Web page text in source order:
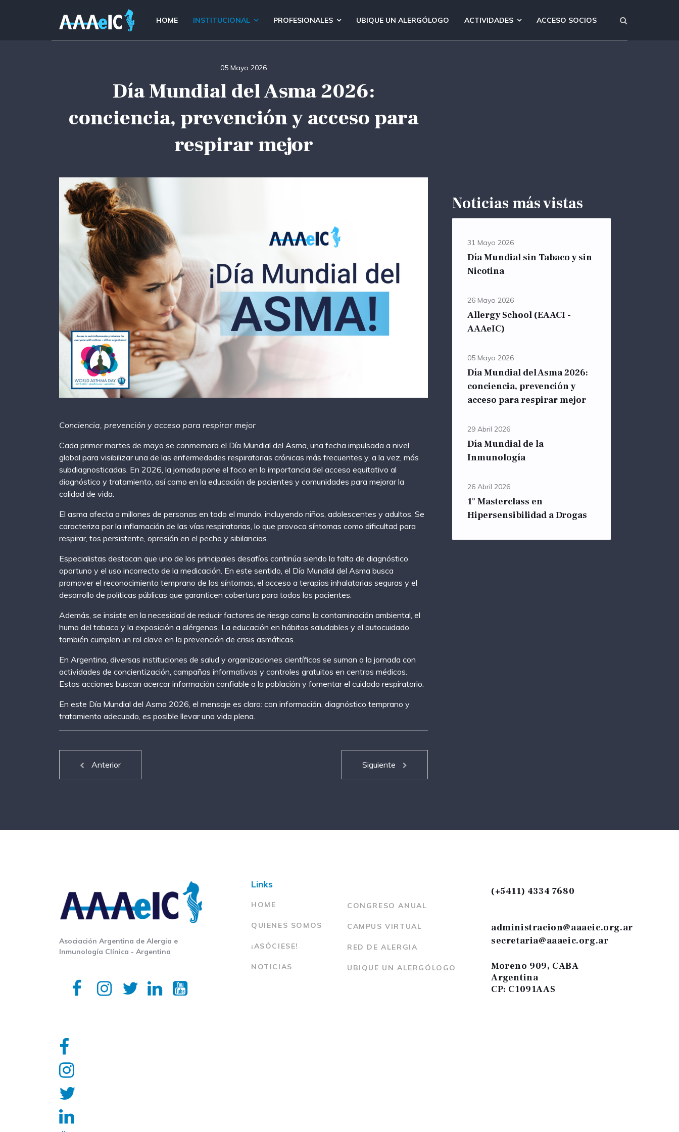
HOME INSTITUCIONAL PROFESIONALES UBIQUE UN ALERGÓLOGO ACTIVIDADES ACCESO SOCIOS
Día Mundial del Asma 2026:
conciencia, prevención y acceso para
respirar mejor
05 Mayo 2026
Conciencia, prevención y acceso para respirar mejor
Cada primer martes de mayo se conmemora el Día Mundial del Asma, una fecha impulsada a nivel
global para visibilizar una de las enfermedades respiratorias crónicas más frecuentes y, a la vez, más
subdiagnosticadas. En 2026, la jornada pone el foco en la importancia del acceso equitativo al
diagnóstico y tratamiento, así como en la educación de pacientes y comunidades para mejorar la
calidad de vida.
El asma afecta a millones de personas en todo el mundo, incluyendo niños, adolescentes y adultos. Se
caracteriza por la inflamación de las vías respiratorias, lo que provoca síntomas como dificultad para
respirar, tos persistente, opresión en el pecho y sibilancias.
Especialistas destacan que uno de los principales desafíos continúa siendo la falta de diagnóstico
oportuno y el uso incorrecto de la medicación. En este sentido, el Día Mundial del Asma busca
promover el reconocimiento temprano de los síntomas, el acceso a terapias inhalatorias seguras y el
desarrollo de políticas públicas que garanticen cobertura para todos los pacientes.
Además, se insiste en la necesidad de reducir factores de riesgo como la contaminación ambiental, el
humo del tabaco y la exposición a alérgenos. La educación en hábitos saludables y el autocuidado
también cumplen un rol clave en la prevención de crisis asmáticas.
En Argentina, diversas instituciones de salud y organizaciones científicas se suman a la jornada con
actividades de concientización, campañas informativas y controles gratuitos en centros médicos.
Estas acciones buscan acercar información confiable a la población y fomentar el cuidado respiratorio.
En este Día Mundial del Asma 2026, el mensaje es claro: con información, diagnóstico temprano y
tratamiento adecuado, es posible llevar una vida plena.
Anterior Siguiente
Noticias más vistas
31 Mayo 2026
Día Mundial sin Tabaco y sin
Nicotina
26 Mayo 2026
Allergy School (EAACI -
AAAeIC)
05 Mayo 2026
Día Mundial del Asma 2026:
conciencia, prevención y
acceso para respirar mejor
29 Abril 2026
Día Mundial de la
Inmunología
26 Abril 2026
1° Masterclass en
Hipersensibilidad a Drogas
Asociación Argentina de Alergia e
Inmunología Clínica - Argentina
Links
HOME
QUIENES SOMOS
¡ASÓCIESE!
NOTICIAS
CONGRESO ANUAL
CAMPUS VIRTUAL
RED DE ALERGIA
UBIQUE UN ALERGÓLOGO
(+5411) 4334 7680
administracion@aaaeic.org.ar
secretaria@aaaeic.org.ar
Moreno 909, CABA
Argentina
CP: C1091AAS